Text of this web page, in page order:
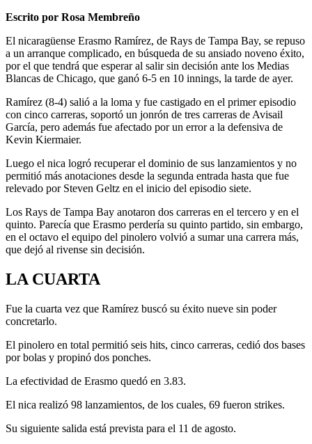
Escrito por Rosa Membreño
El nicaragüense Erasmo Ramírez, de Rays de Tampa Bay, se repuso
a un arranque complicado, en búsqueda de su ansiado noveno éxito,
por el que tendrá que esperar al salir sin decisión ante los Medias
Blancas de Chicago, que ganó 6-5 en 10 innings, la tarde de ayer.
Ramírez (8-4) salió a la loma y fue castigado en el primer episodio
con cinco carreras, soportó un jonrón de tres carreras de Avisail
García, pero además fue afectado por un error a la defensiva de
Kevin Kiermaier.
Luego el nica logró recuperar el dominio de sus lanzamientos y no
permitió más anotaciones desde la segunda entrada hasta que fue
relevado por Steven Geltz en el inicio del episodio siete.
Los Rays de Tampa Bay anotaron dos carreras en el tercero y en el
quinto. Parecía que Erasmo perdería su quinto partido, sin embargo,
en el octavo el equipo del pinolero volvió a sumar una carrera más,
que dejó al rivense sin decisión.
LA CUARTA
Fue la cuarta vez que Ramírez buscó su éxito nueve sin poder
concretarlo.
El pinolero en total permitió seis hits, cinco carreras, cedió dos bases
por bolas y propinó dos ponches.
La efectividad de Erasmo quedó en 3.83.
El nica realizó 98 lanzamientos, de los cuales, 69 fueron strikes.
Su siguiente salida está prevista para el 11 de agosto.